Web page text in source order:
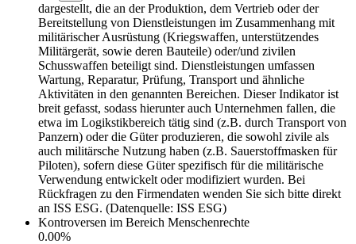
dargestellt, die an der Produktion, dem Vertrieb oder der
Bereitstellung von Dienstleistungen im Zusammenhang mit
militärischer Ausrüstung (Kriegswaffen, unterstützendes
Militärgerät, sowie deren Bauteile) oder/und zivilen
Schusswaffen beteiligt sind. Dienstleistungen umfassen
Wartung, Reparatur, Prüfung, Transport und ähnliche
Aktivitäten in den genannten Bereichen. Dieser Indikator ist
breit gefasst, sodass hierunter auch Unternehmen fallen, die
etwa im Logikstikbereich tätig sind (z.B. durch Transport von
Panzern) oder die Güter produzieren, die sowohl zivile als
auch militärsche Nutzung haben (z.B. Sauerstoffmasken für
Piloten), sofern diese Güter spezifisch für die militärische
Verwendung entwickelt oder modifiziert wurden. Bei
Rückfragen zu den Firmendaten wenden Sie sich bitte direkt
an ISS ESG. (Datenquelle: ISS ESG)
Kontroversen im Bereich Menschenrechte
0.00%